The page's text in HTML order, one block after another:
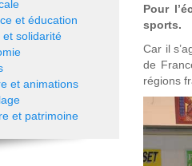
Pour
sports.
Car il
de
régions
et éducation
et solidarité
et animations
et patrimoine